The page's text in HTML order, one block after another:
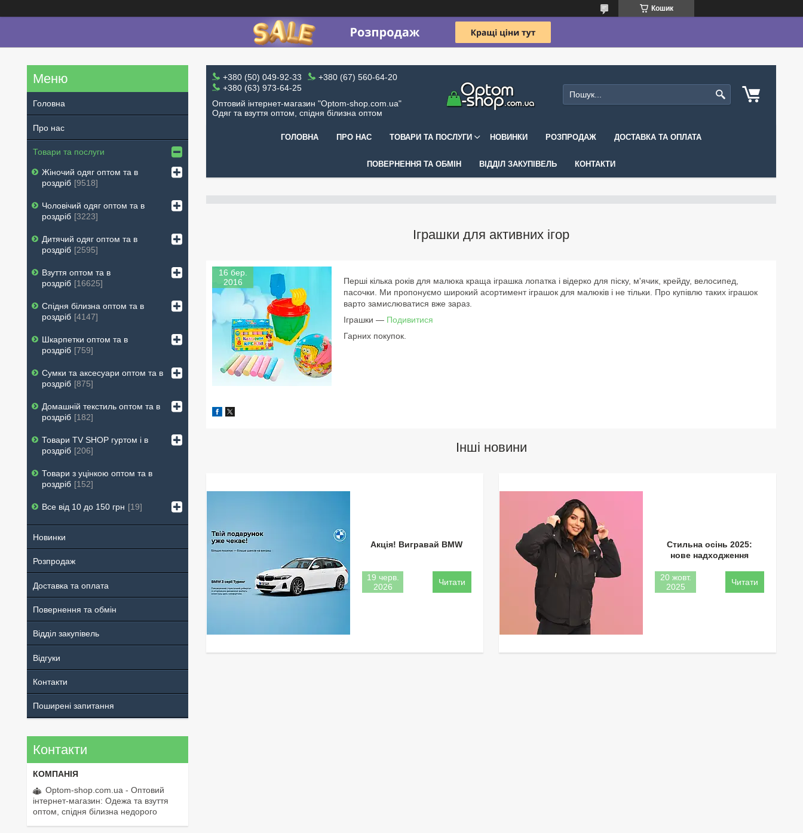
Кошик
+380 (50) 049-92-33
+380 (67) 560-64-20
+380 (63) 973-64-25
Оптовий інтернет-магазин "Optom-shop.com.ua"
Одяг та взуття оптом, спідня білизна оптом
ГОЛОВНА ПРО НАС ТОВАРИ ТА ПОСЛУГИ НОВИНКИ РОЗПРОДАЖ ДОСТАВКА ТА ОПЛАТА
ПОВЕРНЕННЯ ТА ОБМІН ВІДДІЛ ЗАКУПІВЕЛЬ КОНТАКТИ
Іграшки для активних ігор
16 бер.
2016
Перші кілька років для малюка краща іграшка лопатка і відерко для піску, м'ячик, крейду, велосипед,
пасочки. Ми пропонуємо широкий асортимент іграшок для малюків і не тільки. Про купівлю таких іграшок
варто замислюватися вже зараз.
Іграшки ― Подивитися
Гарних покупок.
Інші новини
Акція! Вигравай BMW
19 черв.
2026
Стильна осінь 2025:
нове надходження
20 жовт.
2025
Головна
Про нас
Товари та послуги
Жіночий одяг оптом та в
роздріб 9518
Чоловічий одяг оптом та в
роздріб 3223
Дитячий одяг оптом та в
роздріб
2595
Взуття оптом та в
роздріб
16625
Спідня білизна оптом та в
роздріб 4147
Шкарпетки оптом та в
роздріб 759
Сумки та аксесуари оптом та в
роздріб 875
Домашній текстиль оптом та в
роздріб
182
Товари ТV SHOP гуртом і в
роздріб
206
Товари з уцінкою оптом та в
роздріб
152
Все від 10 до 150 грн 19
Новинки
Розпродаж
Доставка та оплата
Повернення та обмін
Відділ закупівель
Відгуки
Контакти
Поширені запитання
Контакти
Optom-shop.com.ua - Оптовий
інтернет-магазин: Одежа та взуття
оптом, спідня білизна недорого